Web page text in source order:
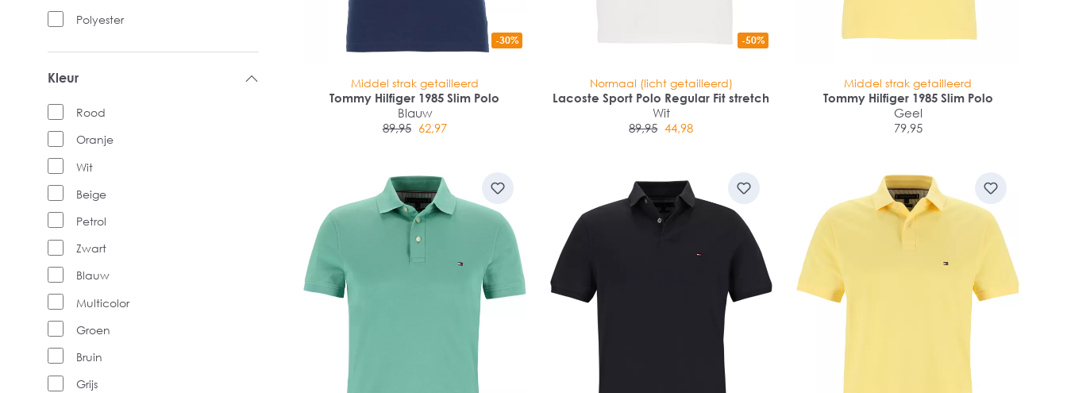
Polyester
Kleur
Rood
Oranje
Wit
Beige
Petrol
Zwart
Blauw
Multicolor
Groen
Bruin
Grijs
-30%
Middel strak getailleerd
Tommy Hilfiger 1985 Slim Polo
Blauw
89,95 62,97
-50%
Normaal (licht getailleerd)
Lacoste Sport Polo Regular Fit stretch
Wit
89,95 44,98
Middel strak getailleerd
Tommy Hilfiger 1985 Slim Polo
Geel
79,95